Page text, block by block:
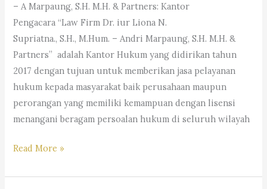
– A Marpaung, S.H. M.H. & Partners: Kantor
Pengacara “Law Firm Dr. iur Liona N.
Supriatna., S.H., M.Hum. – Andri Marpaung, S.H. M.H. &
Partners” adalah Kantor Hukum yang didirikan tahun
2017 dengan tujuan untuk memberikan jasa pelayanan
hukum kepada masyarakat baik perusahaan maupun
perorangan yang memiliki kemampuan dengan lisensi
menangani beragam persoalan hukum di seluruh wilayah
Kantor
Dr.
Read More »